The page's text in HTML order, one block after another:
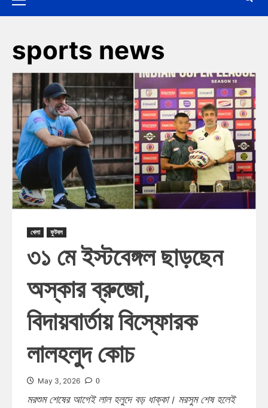
sports news
খেলা ফুটবল
৩১ মে ইস্টবেঙ্গল ছাড়ছেন
অস্কার ব্রুজো,
বিদায়বার্তায় বিস্ফোরক
লালহলুদ কোচ
May 3, 2026 0
মরশুম শেষের আগেই লাল হলুদে বড় ধাক্কা। মরসুম শেষ হলেই